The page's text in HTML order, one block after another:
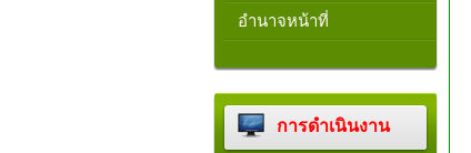
อำนาจหน้าที่
การดำเนินงาน